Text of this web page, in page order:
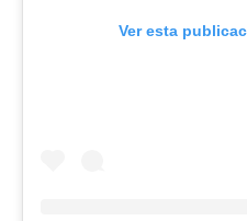
Ver esta